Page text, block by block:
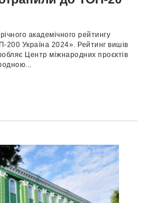
академічного рейтингу
200 Україна 2024». Рейтинг вишів
Центр міжнародних проєктів